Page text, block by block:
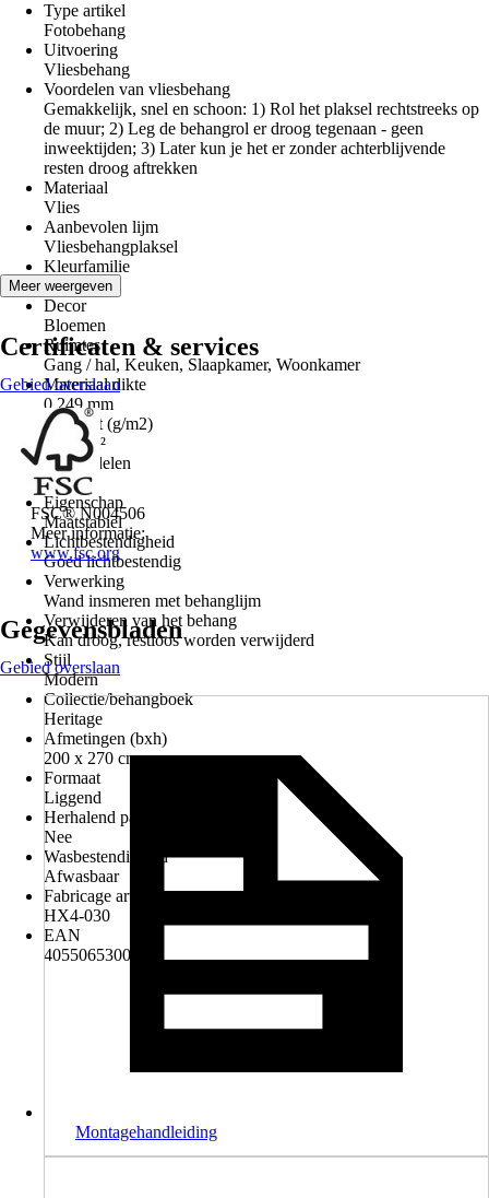
Type artikel
Fotobehang
Uitvoering
Vliesbehang
Voordelen van vliesbehang
Gemakkelijk, snel en schoon: 1) Rol het plaksel rechtstreeks op
de muur; 2) Leg de behangrol er droog tegenaan - geen
inweektijden; 3) Later kun je het er zonder achterblijvende
resten droog aftrekken
Materiaal
Vlies
Aanbevolen lijm
Vliesbehangplaksel
Kleurfamilie
Blauw
Decor
Bloemen
Ruimtes
Gang / hal, Keuken, Slaapkamer, Woonkamer
Materiaal dikte
0,249 mm
Gewicht (g/m2)
150 g/m²
Aantal delen
4
Eigenschap
Maatstabiel
Lichtbestendigheid
Goed lichtbestendig
Verwerking
Wand insmeren met behanglijm
Verwijderen van het behang
Kan droog, restloos worden verwijderd
Stijl
Modern
Collectie/behangboek
Heritage
Afmetingen (bxh)
200 x 270 cm
Formaat
Liggend
Herhalend patroon
Nee
Wasbestendigheid
Afwasbaar
Fabricage artikelnummer
HX4-030
EAN
4055065300301
Meer weergeven
Certificaten & services
Gebied overslaan
FSC® N004506
Meer informatie:
www.fsc.org
Gegevensbladen
Gebied overslaan
Montagehandleiding